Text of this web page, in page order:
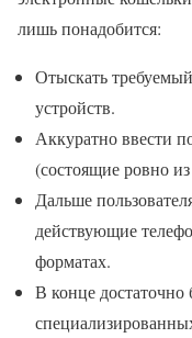
лишь понадобится:
Отыскать
устройств.
Аккуратно ввести
(состоящие ровно
Дальше
действующие
форматах.
В конце